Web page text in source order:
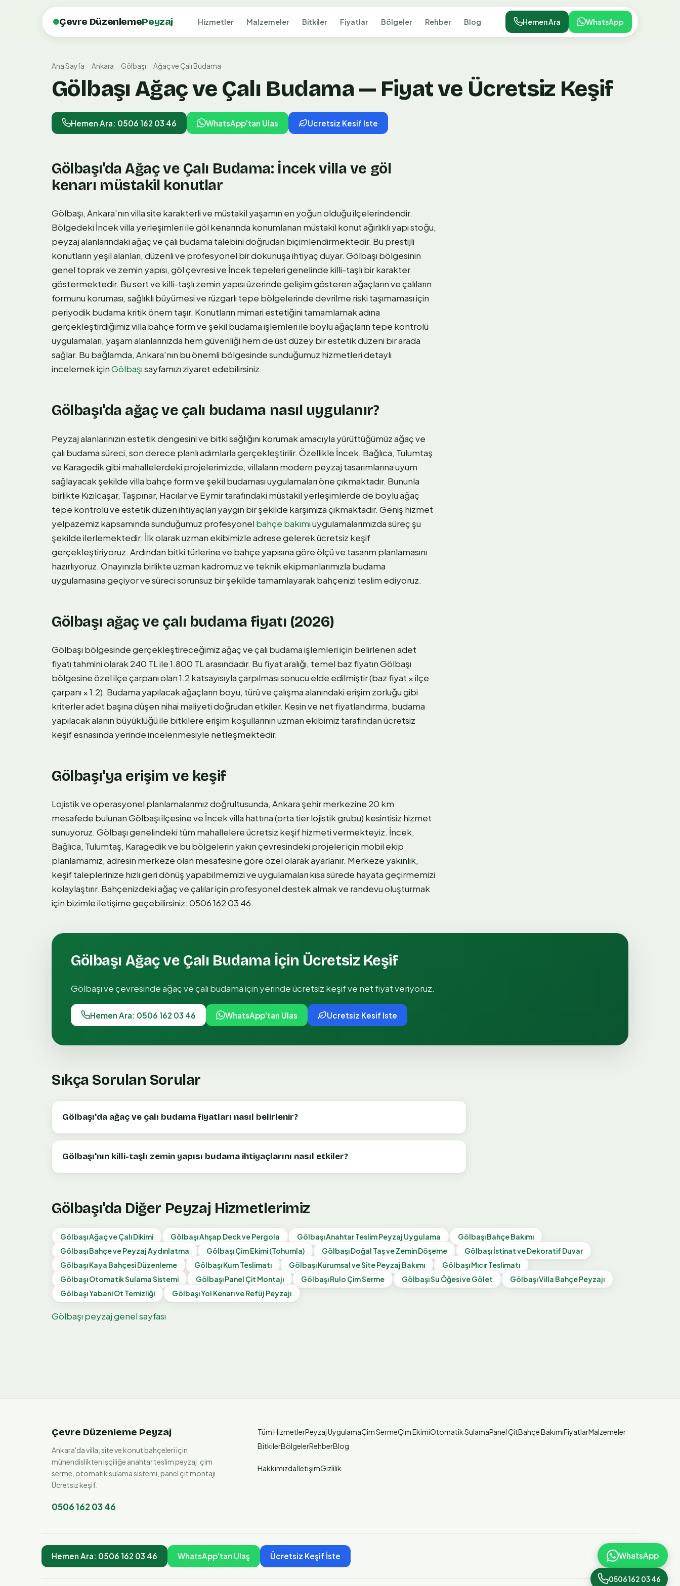
Çevre DüzenlemePeyzaj Hizmetler Malzemeler Bitkiler Fiyatlar Bölgeler Rehber Blog Hemen Ara WhatsApp
Ana Sayfa Ankara Gölbaşı Ağaç ve Çalı Budama
Gölbaşı Ağaç ve Çalı Budama — Fiyat ve Ücretsiz Keşif
Hemen Ara: 0506 162 03 46 WhatsApp'tan Ulas Ucretsiz Kesif Iste
Gölbaşı'da Ağaç ve Çalı Budama: İncek villa ve göl
kenarı müstakil konutlar
Gölbaşı, Ankara'nın villa site karakterli ve müstakil yaşamın en yoğun olduğu ilçelerindendir.
Bölgedeki İncek villa yerleşimleri ile göl kenarında konumlanan müstakil konut ağırlıklı yapı stoğu,
peyzaj alanlarındaki ağaç ve çalı budama talebini doğrudan biçimlendirmektedir. Bu prestijli
konutların yeşil alanları, düzenli ve profesyonel bir dokunuşa ihtiyaç duyar. Gölbaşı bölgesinin
genel toprak ve zemin yapısı, göl çevresi ve İncek tepeleri genelinde killi-taşlı bir karakter
göstermektedir. Bu sert ve killi-taşlı zemin yapısı üzerinde gelişim gösteren ağaçların ve çalıların
formunu koruması, sağlıklı büyümesi ve rüzgarlı tepe bölgelerinde devrilme riski taşımaması için
periyodik budama kritik önem taşır. Konutların mimari estetiğini tamamlamak adına
gerçekleştirdiğimiz villa bahçe form ve şekil budama işlemleri ile boylu ağaçların tepe kontrolü
uygulamaları, yaşam alanlarınızda hem güvenliği hem de üst düzey bir estetik düzeni bir arada
sağlar. Bu bağlamda, Ankara'nın bu önemli bölgesinde sunduğumuz hizmetleri detaylı
incelemek içinGölbaşısayfamızı ziyaret edebilirsiniz.
Gölbaşı'da ağaç ve çalı budama nasıl uygulanır?
Peyzaj alanlarınızın estetik dengesini ve bitki sağlığını korumak amacıyla yürüttüğümüz ağaç ve
çalı budama süreci, son derece planlı adımlarla gerçekleştirilir. Özellikle İncek, Bağlıca, Tulumtaş
ve Karagedik gibi mahallelerdeki projelerimizde, villaların modern peyzaj tasarımlarına uyum
sağlayacak şekilde villa bahçe form ve şekil budaması uygulamaları öne çıkmaktadır. Bununla
birlikte Kızılcaşar, Taşpınar, Hacılar ve Eymir tarafındaki müstakil yerleşimlerde de boylu ağaç
tepe kontrolü ve estetik düzen ihtiyaçları yaygın bir şekilde karşımıza çıkmaktadır. Geniş hizmet
yelpazemiz kapsamında sunduğumuz profesyonel bahçe bakımıuygulamalarımızda süreç şu
şekilde ilerlemektedir: İlk olarak uzman ekibimizle adrese gelerek ücretsiz keşif
gerçekleştiriyoruz. Ardından bitki türlerine ve bahçe yapısına göre ölçü ve tasarım planlamasını
hazırlıyoruz. Onayınızla birlikte uzman kadromuz ve teknik ekipmanlarımızla budama
uygulamasına geçiyor ve süreci sorunsuz bir şekilde tamamlayarak bahçenizi teslim ediyoruz.
Gölbaşı ağaç ve çalı budama fiyatı (2026)
Gölbaşı bölgesinde gerçekleştireceğimiz ağaç ve çalı budama işlemleri için belirlenen adet
fiyatı tahmini olarak 240 TL ile 1.800 TL arasındadır. Bu fiyat aralığı, temel baz fiyatın Gölbaşı
bölgesine özel ilçe çarpanı olan 1.2 katsayısıyla çarpılması sonucu elde edilmiştir (baz fiyat × ilçe
çarpanı × 1.2). Budama yapılacak ağaçların boyu, türü ve çalışma alanındaki erişim zorluğu gibi
kriterler adet başına düşen nihai maliyeti doğrudan etkiler. Kesin ve net fiyatlandırma, budama
yapılacak alanın büyüklüğü ile bitkilere erişim koşullarının uzman ekibimiz tarafından ücretsiz
keşif esnasında yerinde incelenmesiyle netleşmektedir.
Gölbaşı'ya erişim ve keşif
Lojistik ve operasyonel planlamalarımız doğrultusunda, Ankara şehir merkezine 20 km
mesafede bulunan Gölbaşı ilçesine ve İncek villa hattına (orta tier lojistik grubu) kesintisiz hizmet
sunuyoruz. Gölbaşı genelindeki tüm mahallelere ücretsiz keşif hizmeti vermekteyiz. İncek,
Bağlıca, Tulumtaş, Karagedik ve bu bölgelerin yakın çevresindeki projeler için mobil ekip
planlamamız, adresin merkeze olan mesafesine göre özel olarak ayarlanır. Merkeze yakınlık,
keşif taleplerinize hızlı geri dönüş yapabilmemizi ve uygulamaları kısa sürede hayata geçirmemizi
kolaylaştırır. Bahçenizdeki ağaç ve çalılar için profesyonel destek almak ve randevu oluşturmak
için bizimle iletişime geçebilirsiniz: 0506 162 03 46.
Gölbaşı Ağaç ve Çalı Budama İçin Ücretsiz Keşif
Gölbaşıve çevresindeağaç ve çalı budamaiçin yerinde ücretsiz keşif ve net fiyat veriyoruz.
Hemen Ara: 0506 162 03 46 WhatsApp'tan Ulas Ucretsiz Kesif Iste
Sıkça Sorulan Sorular
Gölbaşı'da ağaç ve çalı budama fiyatları nasıl belirlenir?
Gölbaşı'nın killi-taşlı zemin yapısı budama ihtiyaçlarını nasıl etkiler?
Gölbaşı'da Diğer Peyzaj Hizmetlerimiz
GölbaşıAğaç ve Çalı Dikimi GölbaşıAhşap Deck ve Pergola GölbaşıAnahtar Teslim Peyzaj Uygulama GölbaşıBahçe Bakımı
GölbaşıBahçe ve Peyzaj Aydınlatma GölbaşıÇim Ekimi (Tohumla) GölbaşıDoğal Taş ve Zemin Döşeme Gölbaşıİstinat ve Dekoratif Duvar
GölbaşıKaya Bahçesi Düzenleme GölbaşıKum Teslimatı GölbaşıKurumsal ve Site Peyzaj Bakımı GölbaşıMıcır Teslimatı
GölbaşıOtomatik Sulama Sistemi GölbaşıPanel Çit Montajı GölbaşıRulo Çim Serme GölbaşıSu Öğesi ve Gölet GölbaşıVilla Bahçe Peyzajı
GölbaşıYabani Ot Temizliği GölbaşıYol Kenarı ve Refüj Peyzajı
Gölbaşı peyzaj genel sayfası
Çevre Düzenleme Peyzaj
Ankara'da villa, site ve konut bahçeleri için
mühendislikten işçiliğe anahtar teslim peyzaj: çim
serme, otomatik sulama sistemi, panel çit montajı.
Ücretsiz keşif.
0506 162 03 46
Tüm HizmetlerPeyzaj UygulamaÇim SermeÇim EkimiOtomatik SulamaPanel ÇitBahçe BakımıFiyatlarMalzemeler
BitkilerBölgelerRehberBlog
HakkımızdaİletişimGizlilik
Hemen Ara: 0506 162 03 46 WhatsApp'tan Ulaş Ücretsiz Keşif İste WhatsApp
0506 162 03 46